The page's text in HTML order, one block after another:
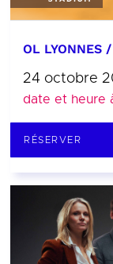
OL LYONNES
24 octobre
date et heure
RÉSERVER